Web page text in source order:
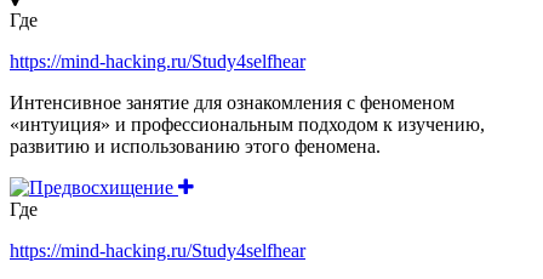
Где
https://mind-hacking.ru/Study4selfhear
Интенсивное занятие для ознакомления с феноменом
«интуиция» и профессиональным подходом к изучению,
развитию и использованию этого феномена.
Где
https://mind-hacking.ru/Study4selfhear